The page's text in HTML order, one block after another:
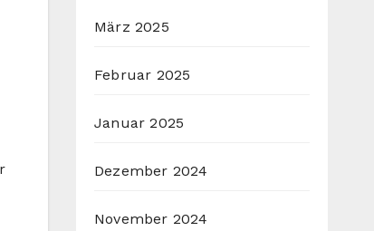
März 2025
Februar 2025
Januar 2025
Dezember 2024
November 2024